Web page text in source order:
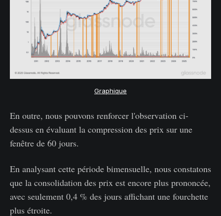
Graphique
En outre, nous pouvons renforcer l'observation ci-
dessus en évaluant la compression des prix sur une
fenêtre de 60 jours.
En analysant cette période bimensuelle, nous constatons
que la consolidation des prix est encore plus prononcée,
avec seulement 0,4 % des jours affichant une fourchette
plus étroite.